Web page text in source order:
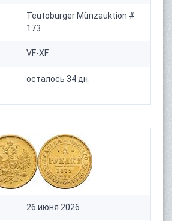
Teutoburger Münzauktion #
173
VF-XF
осталось 34 дн.
26 июня 2026